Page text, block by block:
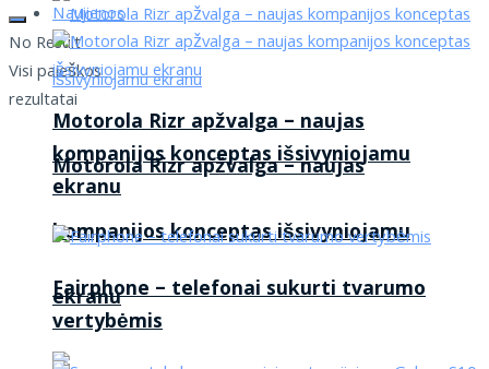
No Result
Visi paieškos
rezultatai
Motorola Rizr apžvalga – naujas
kompanijos konceptas išsivyniojamu
ekranu
Naujienos
Motorola Rizr apžvalga – naujas
kompanijos konceptas išsivyniojamu
ekranu
Fairphone – telefonai sukurti tvarumo
vertybėmis